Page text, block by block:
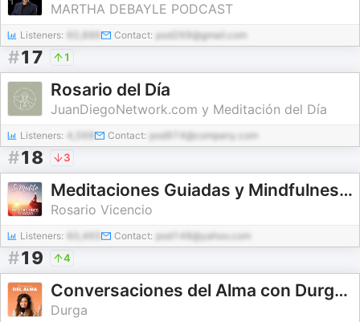
MARTHA DEBAYLE PODCAST
Listeners: Contact: pod269@gmail.com
#17 1
Rosario del Día
JuanDiegoNetwork.com y Meditación del Día
Listeners: Contact: pod974@company.com
#18 3
Meditaciones Guiadas y Mindfulness | Sí Medito
Rosario Vicencio
Listeners: 60,465 Contact: pod148@yahoo.com
#19 4
Conversaciones del Alma con Durga Stef
Durga